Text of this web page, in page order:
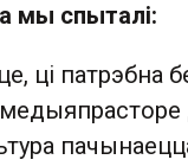
мы спыталі:
ці патрэбна